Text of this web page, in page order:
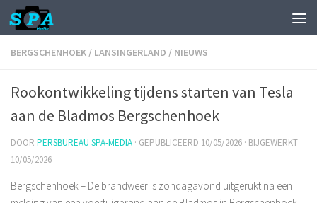
BERGSCHENHOEK / LANSINGERLAND / NIEUWS
Rookontwikkeling tijdens starten van Tesla
aan de Bladmos Bergschenhoek
DOOR PERSBUREAU SPA-MEDIA · GEPUBLICEERD 10/05/2026 · BIJGEWERKT
10/05/2026
Bergschenhoek – De brandweer is zondagavond uitgerukt na een